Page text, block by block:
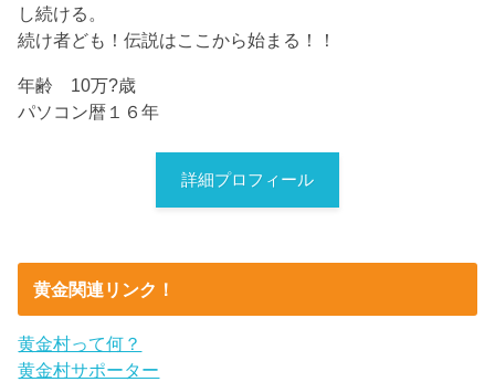
し続ける。
続け者ども！伝説はここから始まる！！
年齢 10万?歳
パソコン暦１６年
詳細プロフィール
黄金関連リンク！
黄金村って何？
黄金村サポーター